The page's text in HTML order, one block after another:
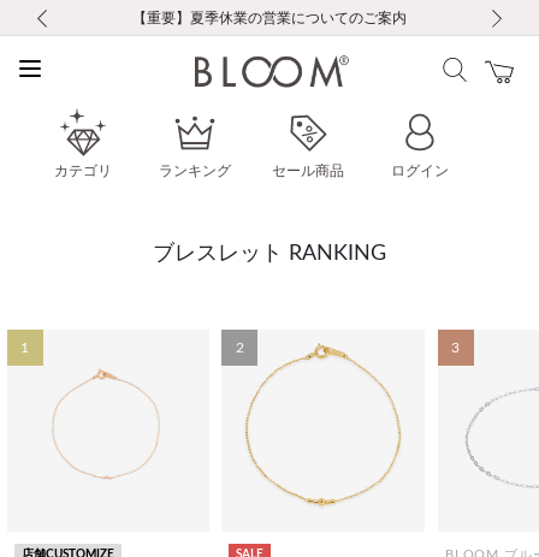
お修理・アフターサービスのご案内
【重要】令和８年熊本地震に伴う集配への影響について
【重要】ギフトラッピング料金改定および仕様変更のお知らせ
【重要】夏季休業の営業についてのご案内
税込5,500円以上で送料無料｜最短24時間以内に発送
新規会員登録で1000ポイントプレゼント！
LINE友だち登録で500円クーポンプレゼント
会員限定！レビュー投稿で100ポイントプレゼント
お修理・アフターサービスのご案内
【重要】令和８年熊本地震に伴う集配への影響について
カテゴリ ランキング セール商品 ログイン
ブレスレット RANKING
1 2 3